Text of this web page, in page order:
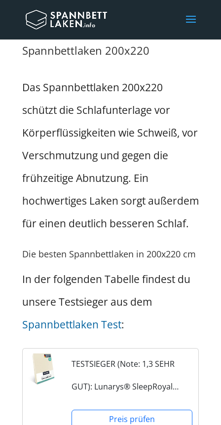
Spannbettlaken 200x220
Das Spannbettlaken 200x220
schützt die Schlafunterlage vor
Körperflüssigkeiten wie Schweiß, vor
Verschmutzung und gegen die
frühzeitige Abnutzung. Ein
hochwertiges Laken sorgt außerdem
für einen deutlich besseren Schlaf.
Die besten Spannbettlaken in 200x220 cm
In der folgenden Tabelle findest du
unsere Testsieger aus dem
Spannbettlaken Test:
TESTSIEGER (Note: 1,3 SEHR
GUT): Lunarys® SleepRoyal
Luxus Spannbettlaken
Preis prüfen